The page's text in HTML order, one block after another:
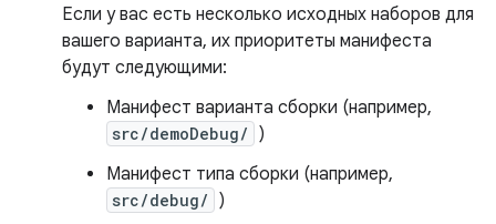
Если у вас есть несколько исходных наборов для
вашего варианта, их приоритеты манифеста
будут следующими:
Манифест варианта сборки (например,
src/demoDebug/
)
Манифест типа сборки (например,
src/debug/
)